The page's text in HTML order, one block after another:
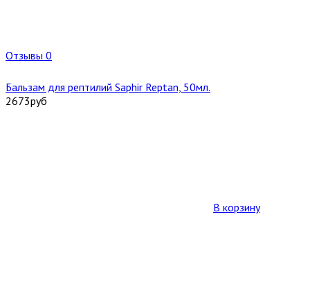
Отзывы 0
Бальзам для рептилий Saphir Reptan, 50мл.
2673руб
В корзину